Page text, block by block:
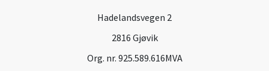
Hadelandsvegen 2
2816 Gjøvik
Org. nr. 925.589.616MVA